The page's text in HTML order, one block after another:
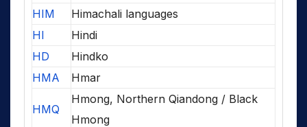
HIM
Himachali languages
HI
Hindi
HD
Hindko
HMA
Hmar
HMQ
Hmong, Northern Qiandong / Black
Hmong